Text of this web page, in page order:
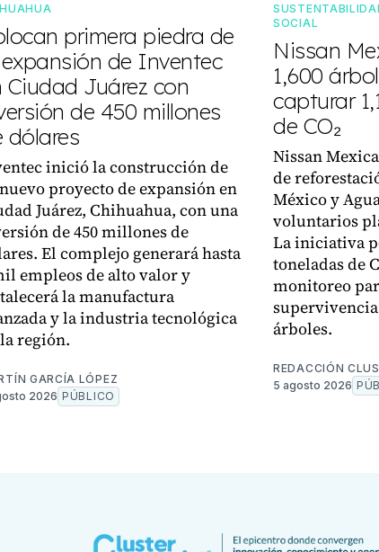
primera piedra de
de Inventec
Ciudad Juárez con
de 450 millones
dólares
inició la construcción de
proyecto de expansión en
Juárez, Chihuahua, con una
de 450 millones de
El complejo generará hasta
empleos de alto valor y
la manufactura
y la industria tecnológica
región.
GARCÍA LÓPEZ
2026 PÚBLICO
SOCIAL
Nissan
1,600
capturar
de CO₂
Nissan
de
México y
voluntarios
La iniciativa
toneladas de
monitoreo
árboles.
REDACCIÓN
5 agosto 2026